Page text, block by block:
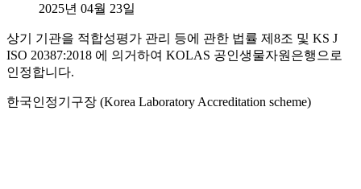
2025년 04월 23일
상기 기관을 적합성평가 관리 등에 관한 법률 제8조 및 KS J
ISO 20387:2018 에 의거하여 KOLAS 공인생물자원은행으로
인정합니다.
한국인정기구장 (Korea Laboratory Accreditation scheme)